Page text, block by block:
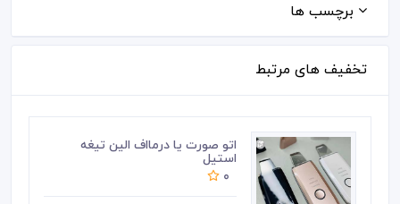
برچسب ها
تخفیف های مرتبط
اتو صورت یا درمااف الین تیغه
استیل
0